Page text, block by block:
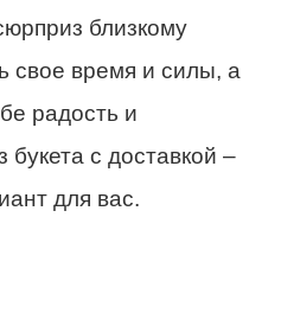
близкому
свое время и силы, а
радость и
букета с доставкой –
для вас.